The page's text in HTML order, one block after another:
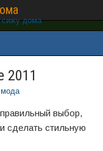
2011
мода
выбор,
сделать стильную